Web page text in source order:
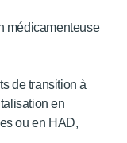
médicamenteuse
de transition à
en
ou en HAD,